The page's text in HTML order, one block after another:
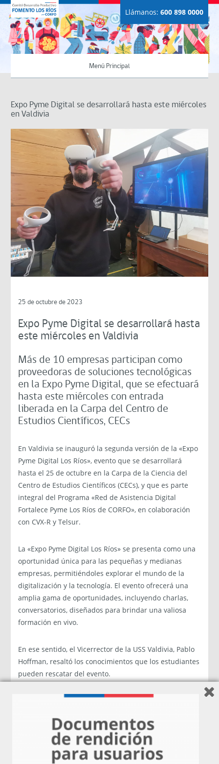
Llámanos: 600 898 0000
Menú Principal
Expo Pyme Digital se desarrollará hasta este miércoles
en Valdivia
25 de octubre de 2023
Expo Pyme Digital se desarrollará hasta
este miércoles en Valdivia
Más de 10 empresas participan como
proveedoras de soluciones tecnológicas
en la Expo Pyme Digital, que se efectuará
hasta este miércoles con entrada
liberada en la Carpa del Centro de
Estudios Científicos, CECs
En Valdivia se inauguró la segunda versión de la «Expo
Pyme Digital Los Ríos», evento que se desarrollará
hasta el 25 de octubre en la Carpa de la Ciencia del
Centro de Estudios Científicos (CECs), y que es parte
integral del Programa «Red de Asistencia Digital
Fortalece Pyme Los Ríos de CORFO», en colaboración
con CVX-R y Telsur.
La «Expo Pyme Digital Los Ríos» se presenta como una
oportunidad única para las pequeñas y medianas
empresas, permitiéndoles explorar el mundo de la
digitalización y la tecnología. El evento ofrecerá una
amplia gama de oportunidades, incluyendo charlas,
conversatorios, diseñados para brindar una valiosa
formación en vivo.
En ese sentido, el Vicerrector de la USS Valdivia, Pablo
Hoffman, resaltó los conocimientos que los estudiantes
pueden rescatar del evento.
“Este programa es muy fructífero, por un lado se
es muy valiosa la participación de los estudiantes,
porque ellos ven problemáticas y observan cómo es el
trabajo en el mundo real. Es una experiencia muy
valiosa, ellos se dan cuenta de lo sacrificado que es a